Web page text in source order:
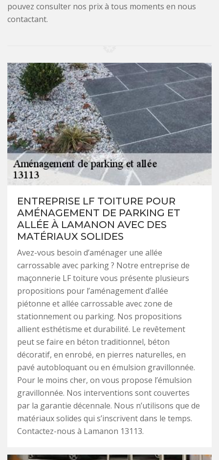
pouvez consulter nos prix à tous moments en nous
contactant.
ENTREPRISE LF TOITURE POUR
AMÉNAGEMENT DE PARKING ET
ALLÉE À LAMANON AVEC DES
MATÉRIAUX SOLIDES
Avez-vous besoin d’aménager une allée
carrossable avec parking ? Notre entreprise de
maçonnerie LF toiture vous présente plusieurs
propositions pour l’aménagement d’allée
piétonne et allée carrossable avec zone de
stationnement ou parking. Nos propositions
allient esthétisme et durabilité. Le revêtement
peut se faire en béton traditionnel, béton
décoratif, en enrobé, en pierres naturelles, en
pavé autobloquant ou en émulsion gravillonnée.
Pour le moins cher, on vous propose l’émulsion
gravillonnée. Nos interventions sont couvertes
par la garantie décennale. Nous n’utilisons que de
matériaux solides qui s’inscrivent dans le temps.
Contactez-nous à Lamanon 13113.